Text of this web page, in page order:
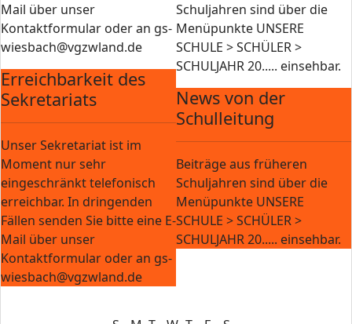
Mail über unser
Kontaktformular oder an gs-
wiesbach@vgzwland.de
Erreichbarkeit des
Sekretariats
Unser Sekretariat ist im
Moment nur sehr
eingeschränkt telefonisch
erreichbar. In dringenden
Fällen senden Sie bitte eine E-
Mail über unser
Kontaktformular oder an gs-
wiesbach@vgzwland.de
Schuljahren sind über die
Menüpunkte UNSERE
SCHULE > SCHÜLER >
SCHULJAHR 20..... einsehbar.
News von der
Schulleitung
Beiträge aus früheren
Schuljahren sind über die
Menüpunkte UNSERE
SCHULE > SCHÜLER >
SCHULJAHR 20..... einsehbar.